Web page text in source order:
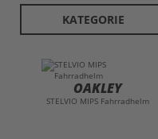
KATEGORIE
OAKLEY
STELVIO MIPS Fahrradhelm